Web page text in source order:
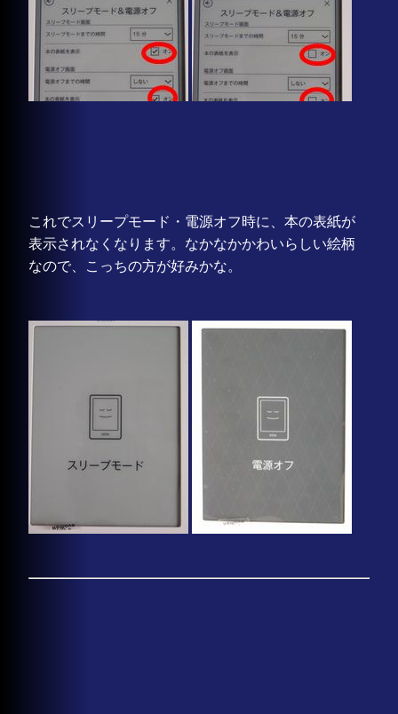
これでスリープモード・電源オフ時に、本の表紙が
表示されなくなります。なかなかかわいらしい絵柄
なので、こっちの方が好みかな。